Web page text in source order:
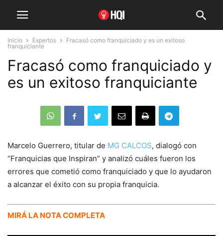
Inicio Expertos
Fracasó como franquiciado y es un exitoso
franquiciante
Fracasó como franquiciado y
es un exitoso franquiciante
Marcelo Guerrero, titular de MG CALCOS, dialogó con
“Franquicias que Inspiran” y analizó cuáles fueron los
errores que cometió como franquiciado y que lo ayudaron
a alcanzar el éxito con su propia franquicia.
MIRÁ LA NOTA COMPLETA